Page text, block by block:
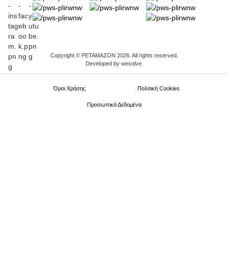
Copyright © PETAMAZON 2026. All rights reserved.
Developed by wesolve.
Όροι Xρήσης Πολιτική Cookies
Προσωπικά Δεδομένα